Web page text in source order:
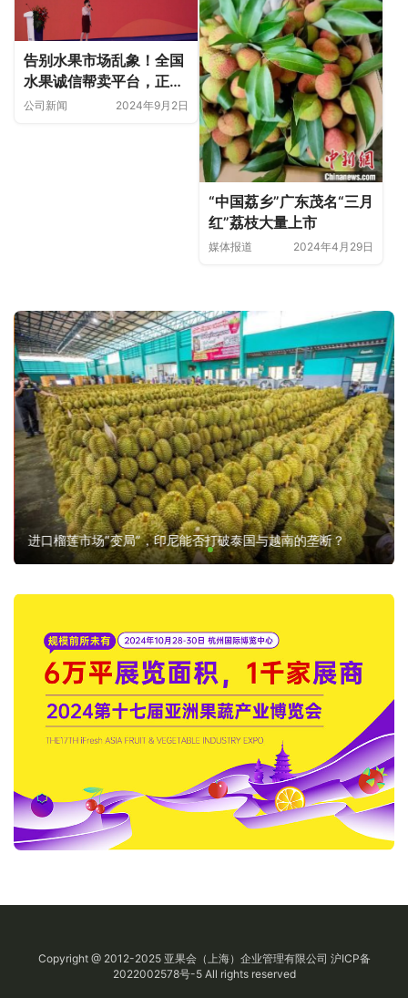
告别水果市场乱象！全国
水果诚信帮卖平台，正式
上线护航！
公司新闻 2024年9月2日
“中国荔乡”广东茂名“三月
红”荔枝大量上市
媒体报道 2024年4月29日
进口榴莲市场“变局”，印尼能否打破泰国与越南的垄断？
Copyright @ 2012-2025 亚果会（上海）企业管理有限公司 沪ICP备
2022002578号-5All rights reserved